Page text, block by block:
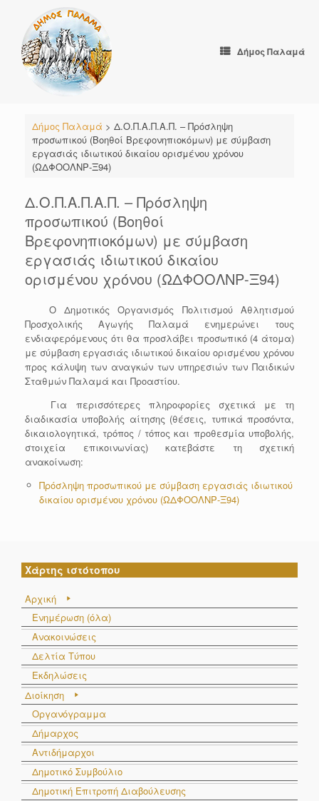
content
Δήμος Παλαμά
Δήμος Παλαμά > Δ.Ο.Π.Α.Π.Α.Π. – Πρόσληψη
προσωπικού (Βοηθοί Βρεφονηπιοκόμων) με σύμβαση
εργασιάς ιδιωτικού δικαίου ορισμένου χρόνου
(ΩΔΦΟΟΛΝΡ-Ξ94)
Δ.Ο.Π.Α.Π.Α.Π. – Πρόσληψη
προσωπικού (Βοηθοί
Βρεφονηπιοκόμων) με σύμβαση
εργασιάς ιδιωτικού δικαίου
ορισμένου χρόνου (ΩΔΦΟΟΛΝΡ-Ξ94)
Ο Δημοτικός Οργανισμός Πολιτισμού Αθλητισμού
Προσχολικής Αγωγής Παλαμά ενημερώνει τους
ενδιαφερόμενους ότι θα προσλάβει προσωπικό (4 άτομα)
με σύμβαση εργασιάς ιδιωτικού δικαίου ορισμένου χρόνου
προς κάλυψη των αναγκών των υπηρεσιών των Παιδικών
Σταθμών Παλαμά και Προαστίου.
Για περισσότερες πληροφορίες σχετικά με τη
διαδικασία υποβολής αίτησης (θέσεις, τυπικά προσόντα,
δικαιολογητικά, τρόπος / τόπος και προθεσμία υποβολής,
στοιχεία επικοινωνίας) κατεβάστε τη σχετική
ανακοίνωση:
Πρόσληψη προσωπικού με σύμβαση εργασιάς ιδιωτικού
δικαίου ορισμένου χρόνου (ΩΔΦΟΟΛΝΡ-Ξ94)
Χάρτης ιστότοπου
Αρχική
Ενημέρωση (όλα)
Ανακοινώσεις
Δελτία Τύπου
Εκδηλώσεις
Διοίκηση
Οργανόγραμμα
Δήμαρχος
Αντιδήμαρχοι
Δημοτικό Συμβούλιο
Δημοτική Επιτροπή Διαβούλευσης